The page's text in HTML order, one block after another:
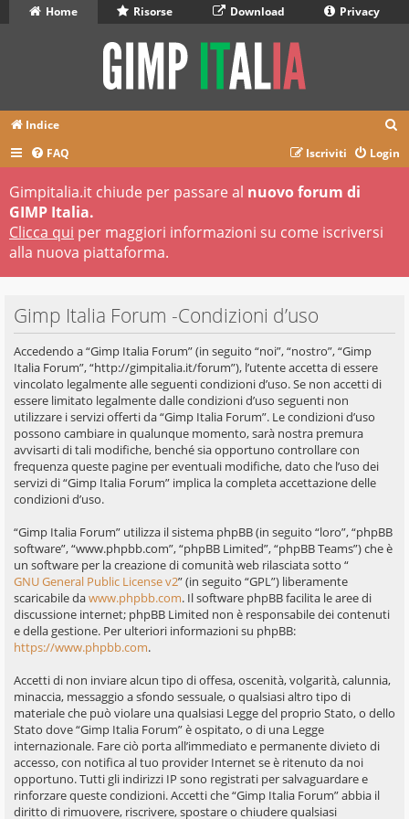
Home Risorse Download Privacy
Indice
r
FAQ Login
Iscriviti
Gimpitalia.it chiude per passare al nuovo forum di
GIMP Italia.
Clicca qui per maggiori informazioni su come iscriversi
alla nuova piattaforma.
Gimp Italia Forum -Condizioni d’uso
Accedendo a “Gimp Italia Forum” (in seguito “noi”, “nostro”, “Gimp
Italia Forum”, “http://gimpitalia.it/forum”), l’utente accetta di essere
vincolato legalmente alle seguenti condizioni d’uso. Se non accetti di
essere limitato legalmente dalle condizioni d’uso seguenti non
utilizzare i servizi offerti da “Gimp Italia Forum”. Le condizioni d’uso
possono cambiare in qualunque momento, sarà nostra premura
avvisarti di tali modifiche, benché sia opportuno controllare con
frequenza queste pagine per eventuali modifiche, dato che l’uso dei
servizi di “Gimp Italia Forum” implica la completa accettazione delle
condizioni d’uso.
“Gimp Italia Forum” utilizza il sistema phpBB (in seguito “loro”, “phpBB
software”, “www.phpbb.com”, “phpBB Limited”, “phpBB Teams”) che è
un software per la creazione di comunità web rilasciata sotto “
GNU General Public License v2” (in seguito “GPL”) liberamente
scaricabile dawww.phpbb.com. Il software phpBB facilita le aree di
discussione internet; phpBB Limited non è responsabile dei contenuti
e della gestione. Per ulteriori informazioni su phpBB:
https://www.phpbb.com.
Accetti di non inviare alcun tipo di offesa, oscenità, volgarità, calunnia,
minaccia, messaggio a sfondo sessuale, o qualsiasi altro tipo di
materiale che può violare una qualsiasi Legge del proprio Stato, o dello
Stato dove “Gimp Italia Forum” è ospitato, o di una Legge
internazionale. Fare ciò porta all’immediato e permanente divieto di
accesso, con notifica al tuo provider Internet se è ritenuto da noi
opportuno. Tutti gli indirizzi IP sono registrati per salvaguardare e
rinforzare queste condizioni. Accetti che “Gimp Italia Forum” abbia il
diritto di rimuovere, riscrivere, spostare o chiudere qualsiasi